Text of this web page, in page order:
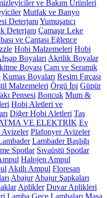
ve Bakım Ürünleri
Mutfak ve Banyo
Deterjanı Yumuşatıcı
Deterjanı Çamaşır Leke
ve Çantası Eğlence
Hobi Malzemeleri Hobi
Boyaları Akrilik Boyalar
Boyası Cam ve Seramik
Kumaş Boyaları Resim Fırçası
Malzemeleri Örgü İpi Güpür
Pensesi Boncuk Mum &
Hobi Aletleri ve
Diğer Hobi Aletleri Taş
VE ELEKTRİK Ev
Avizeler Plafonyer Avizeler
Lambader Başlığı
Spotlar Sıvaüstü Spotlar
Halojen Ampul
Akıllı Ampul Floresan
Abajur Abajur Şapkaları
Aplikler Duvar Aplikleri
Lamba Gece Lambaları Masa